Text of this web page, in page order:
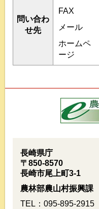
問い合わ
せ先
FAX
メール
ホームペ
ージ
長崎県庁
〒850-8570
長崎市尾上町3-1
農林部農山村振興課
TEL：095-895-2915